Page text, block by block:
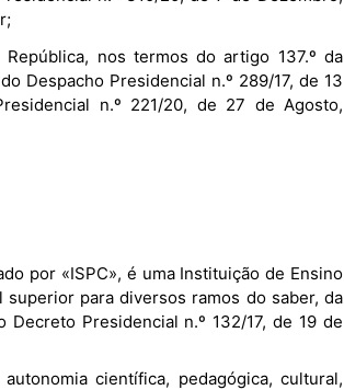
nos termos do artigo 137.º da
Despacho Presidencial n.º 289/17, de 13
n.º 221/20, de 27 de Agosto,
para diversos ramos do saber, da
Presidencial n.º 132/17, de 19 de